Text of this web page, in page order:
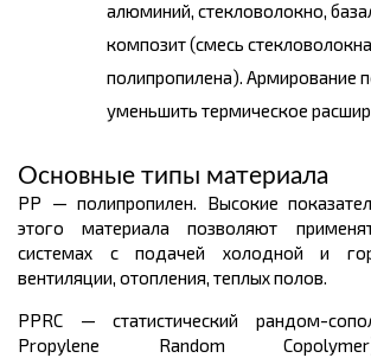
алюминий, стекловолокно,
композит (смесь
полипропилена). Армирование
уменьшить термическое
Основные типы материала
PP — полипропилен. Высокие
этого материала позволяют
системах с подачей холодной и
вентиляции, отопления, теплых полов.
PPRC — статистический рандом-
Propylene Random